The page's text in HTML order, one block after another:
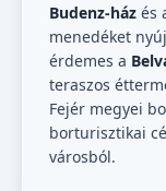
Budenz-ház és
menedéket
érdemes a
teraszos
Fejér megyei
borturisztikai
városból.